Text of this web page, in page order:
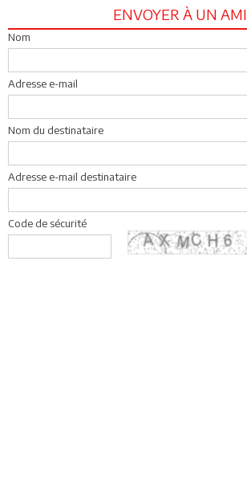
ENVOYER À UN AMI
Nom
Adresse e-mail
Nom du destinataire
Adresse e-mail destinataire
Code de sécurité